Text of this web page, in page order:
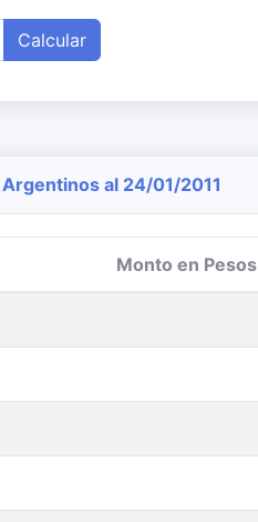
Calcular
al 24/01/2011
Monto en